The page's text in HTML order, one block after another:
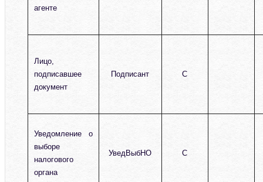
агенте
Лицо,
подписавшее
документ
Подписант С
Уведомление о
выборе
налогового
органа
УведВыбНО С